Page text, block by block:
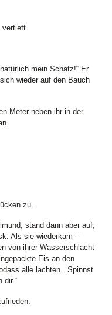
vertieft.
mein Schatz!“ Er
wieder auf den Bauch
Meter neben ihr in der
zu.
stand dann aber auf,
Als sie wiederkam –
von ihrer Wasserschlacht
Eis an den
alle lachten. „Spinnst
dir.“